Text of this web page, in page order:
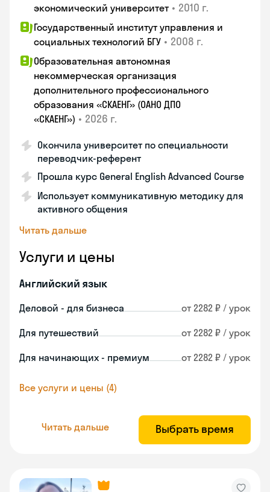
экономический университет • 2010 г.
Государственный институт управления и
социальных технологий БГУ • 2008 г.
Образовательная автономная
некоммерческая организация
дополнительного профессионального
образования «СКАЕНГ» (ОАНО ДПО
«СКАЕНГ») • 2026 г.
Окончила университет по специальности
переводчик-референт
Прошла курс General English Advanced Course
Использует коммуникативную методику для
активного общения
Читать дальше
Услуги и цены
Английский язык
Деловой - для бизнеса от 2282 ₽ / урок
Для путешествий от 2282 ₽ / урок
Для начинающих - премиум от 2282 ₽ / урок
Все услуги и цены (4)
Читать дальше Выбрать время